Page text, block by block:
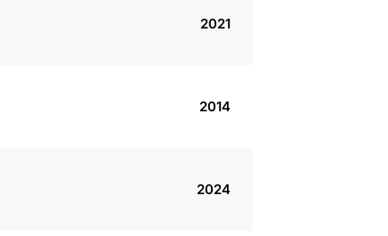
2021
2014
2024